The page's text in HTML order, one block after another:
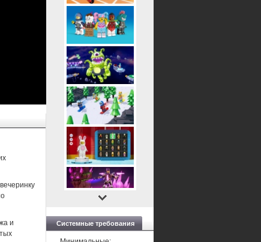
и
Системные требования